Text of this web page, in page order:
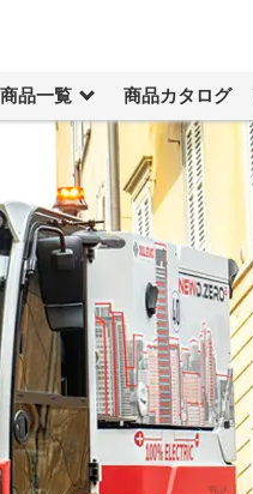
商品一覧 商品カタログ